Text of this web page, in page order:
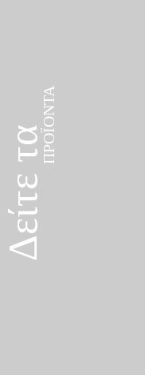
Δείτε ταΠΡΟΪΌΝΤΑ